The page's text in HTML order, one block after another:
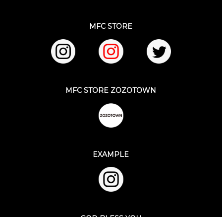
MFC STORE
MFC STORE ZOZOTOWN
EXAMPLE